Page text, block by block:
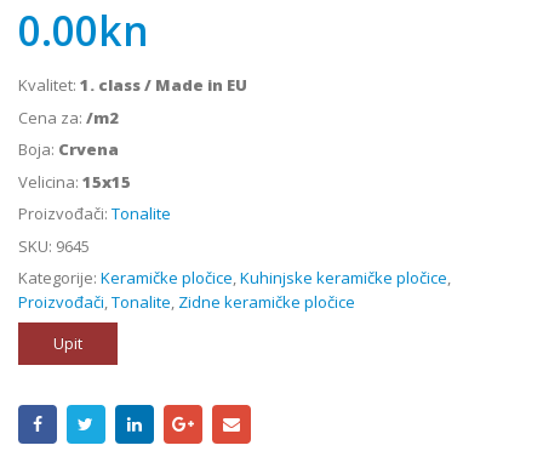
0.00kn
Kvalitet: 1. class / Made in EU
Cena za: /m2
Boja: Crvena
Velicina: 15x15
Proizvođači: Tonalite
SKU: 9645
Kategorije: Keramičke pločice,Kuhinjske keramičke pločice,
Proizvođači,Tonalite, Zidne keramičke pločice
Upit